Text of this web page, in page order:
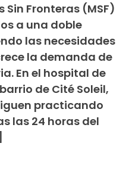
Sin Fronteras (MSF)
a una doble
las necesidades
la demanda de
En el hospital de
de Cité Soleil,
practicando
las 24 horas del